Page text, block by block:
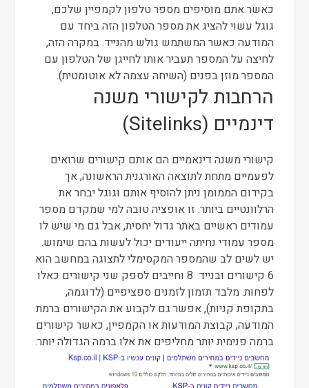
כאשר אתם מוסיפים מספר טלפון לקמפיין שלכם,
גוגל עשוי להציג את מספר הטלפון הזה ביחד עם
המודעה כאשר המשתמש גולש מהנייד. במקרה הזה,
לחיצה על המספר תעביר אותו לחייגן של הטלפון עם
המספר מוזן בפנים (השיחה עצמה לא אוטומטית).
הרחבות לקישורי משנה
דינמיים (Sitelinks)
קישורי משנה דינאמיים הם אותם קישורים שרואים
לפעמיים מתחת לתוצאה האורגנית הראשונה, אך
בקידום הממומן ניתן להוסיף אותם וגוגל יבחר את
הרלוונטיים ביותר. זו אופציה טובה למי שמקדם מספר
עמודים ראשיים באתר גדול יחסית, אבל גם מי שיש לו
מספר עמודי נחיתה ייעודים יכול לעשות בהם שימוש.
יש לשים לב שהמספר המקסימלי לתצוגה במחשב הוא
6 קישורים ובנייד 8 וחייבים לספק שני קישורים כאלו
לפחות. מלבד תזמון לזמנים ספציפיים (לדוגמה,
בתקופת קניות), אפשר גם לקבוע את הקישורים ברמת
המודעה, קבוצת המודעות או הקמפיין, כאשר קישורים
ברמה פנימית יותר מחליפים את אלו ברמה הגדולה יותר.